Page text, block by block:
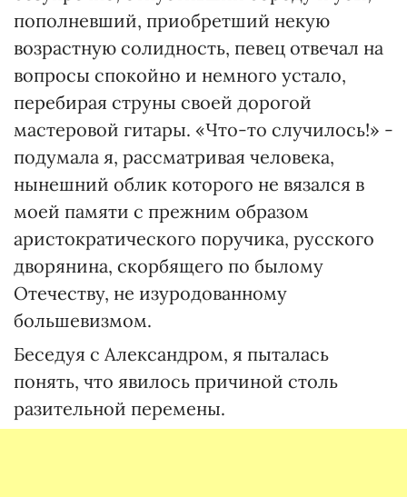
пополневший, приобретший некую
возрастную солидность, певец отвечал на
вопросы спокойно и немного устало,
перебирая струны своей дорогой
мастеровой гитары. «Что-то случилось!» -
подумала я, рассматривая человека,
нынешний облик которого не вязался в
моей памяти с прежним образом
аристократического поручика, русского
дворянина, скорбящего по былому
Отечеству, не изуродованному
большевизмом.
Беседуя с Александром, я пыталась
понять, что явилось причиной столь
разительной перемены.